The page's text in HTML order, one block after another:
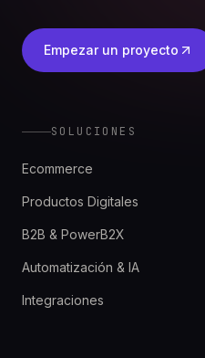
Empezar un proyecto
SOLUCIONES
Ecommerce
Productos Digitales
B2B & PowerB2X
Automatización & IA
Integraciones